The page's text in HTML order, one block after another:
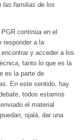
las familias de los
continúa en el
responder a la
y acceder a los
tanto lo que es la
es la parte de
En este sentido, hay
todos estamos
el material
ojalá, dar una